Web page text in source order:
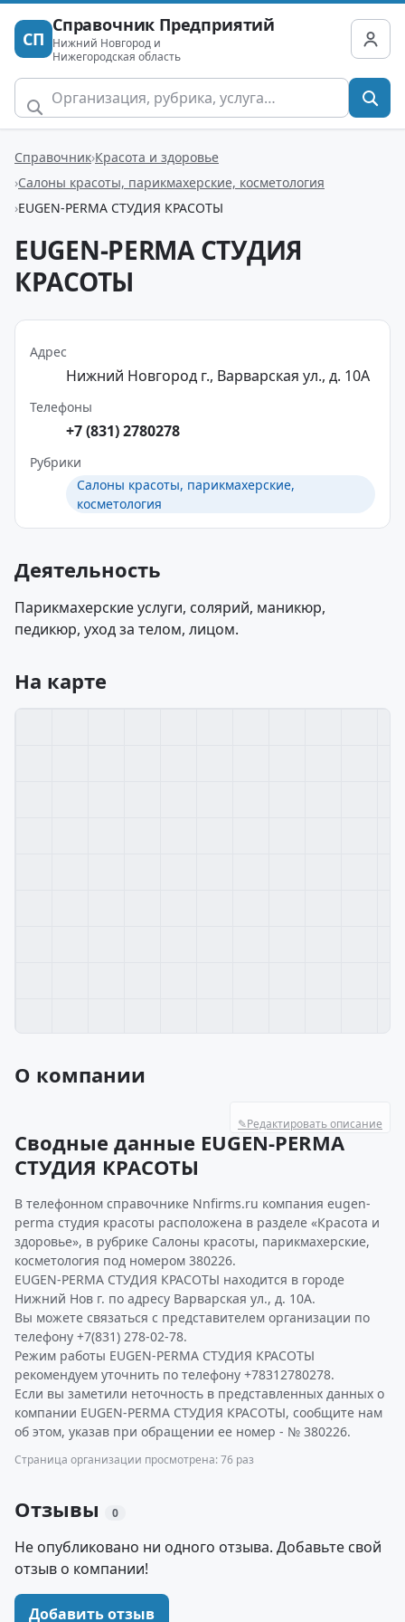
СП
Справочник Предприятий
Нижний Новгород и
Нижегородская область
Справочник Красота и здоровье
Салоны красоты, парикмахерские, косметология
EUGEN-PERMA СТУДИЯ КРАСОТЫ
EUGEN-PERMA СТУДИЯ
КРАСОТЫ
Адрес
Нижний Новгород г., Варварская ул., д. 10А
Телефоны
+7 (831) 2780278
Рубрики
Салоны красоты, парикмахерские,
косметология
Деятельность
Парикмахерские услуги, солярий, маникюр,
педикюр, уход за телом, лицом.
На карте
О компании
✎Редактировать описание
Сводные данные EUGEN-PERMA
СТУДИЯ КРАСОТЫ
В телефонном справочнике Nnfirms.ru компания eugen-
perma студия красоты расположена в разделе «Красота и
здоровье», в рубрике Салоны красоты, парикмахерские,
косметология под номером 380226.
EUGEN-PERMA СТУДИЯ КРАСОТЫ находится в городе
Нижний Нов г. по адресу Варварская ул., д. 10А.
Вы можете связаться с представителем организации по
телефону +7(831) 278-02-78.
Режим работы EUGEN-PERMA СТУДИЯ КРАСОТЫ
рекомендуем уточнить по телефону +78312780278.
Если вы заметили неточность в представленных данных о
компании EUGEN-PERMA СТУДИЯ КРАСОТЫ, сообщите нам
об этом, указав при обращении ее номер - № 380226.
Страница организации просмотрена: 76 раз
Отзывы 0
Не опубликовано ни одного отзыва. Добавьте свой
отзыв о компании!
Добавить отзыв